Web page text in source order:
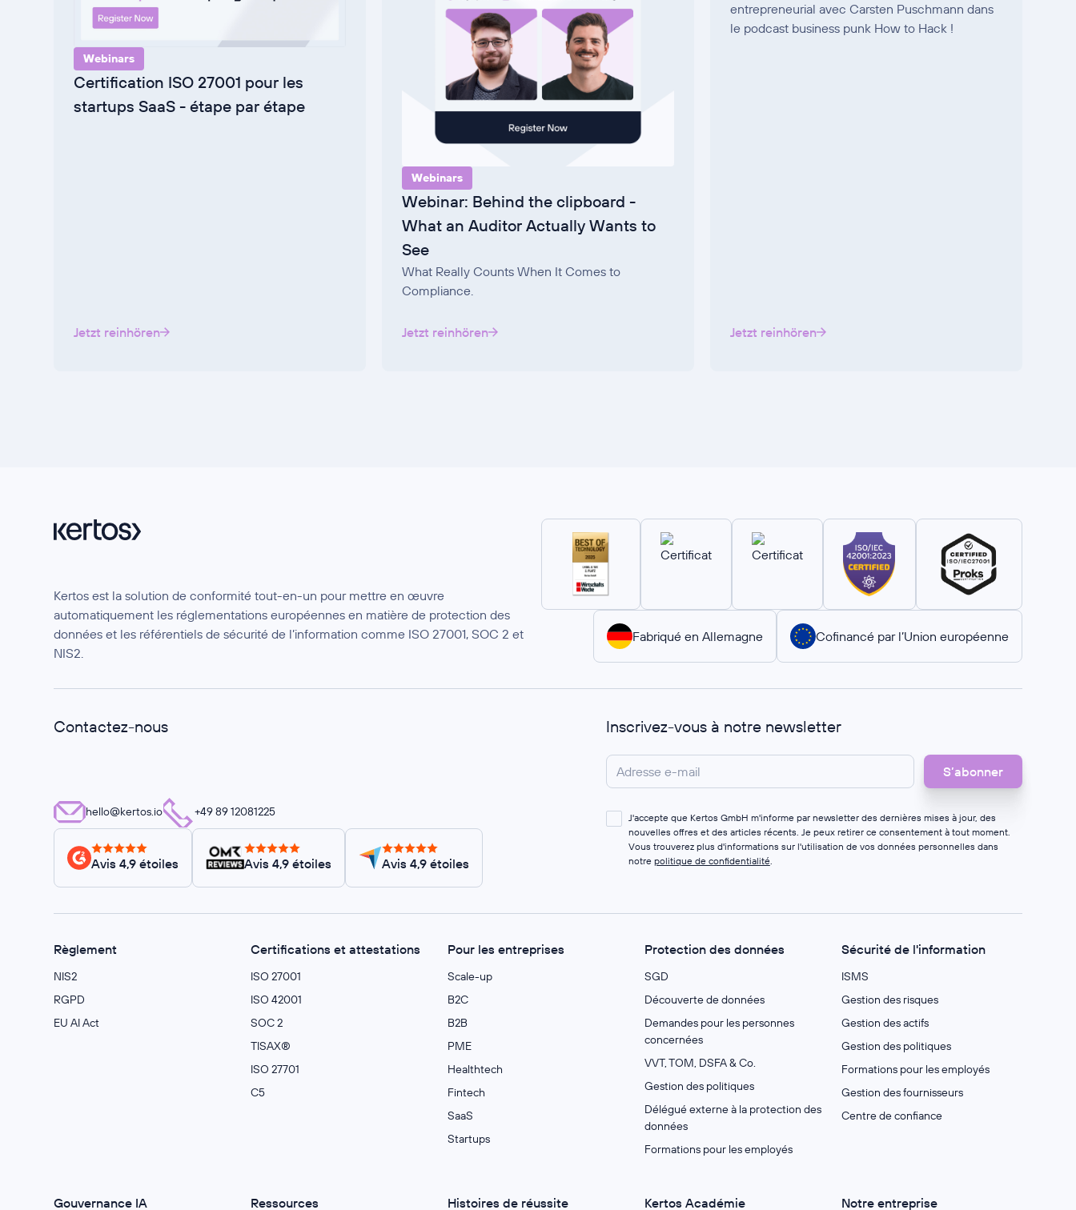
Webinars
Certification ISO 27001 pour les
startups SaaS - étape par étape
Jetzt reinhören
Webinars
Webinar: Behind the clipboard -
What an Auditor Actually Wants to
See
What Really Counts When It Comes to
Compliance.
Jetzt reinhören
entrepreneurial avec Carsten Puschmann dans
le podcast business punk How to Hack !
Jetzt reinhören
Kertos est la solution de conformité tout-en-un pour mettre en œuvre
automatiquement les réglementations européennes en matière de protection des
données et les référentiels de sécurité de l’information comme ISO 27001, SOC 2 et
NIS2.
Fabriqué en Allemagne Cofinancé par l’Union européenne
Contactez-nous
hello@kertos.io +49 89 12081225
Avis 4,9 étoiles Avis 4,9 étoiles Avis 4,9 étoiles
Inscrivez-vous à notre newsletter
J'accepte que Kertos GmbH m'informe par newsletter des dernières mises à jour, des
nouvelles offres et des articles récents. Je peux retirer ce consentement à tout moment.
Vous trouverez plus d'informations sur l'utilisation de vos données personnelles dans
notre politique de confidentialité
Règlement
NIS2
RGPD
EU AI Act
Certifications et attestations
ISO 27001
ISO 42001
SOC 2
TISAX®
ISO 27701
C5
Pour les entreprises
Scale-up
B2C
B2B
PME
Healthtech
Fintech
SaaS
Startups
Protection des données
SGD
Découverte de données
Demandes pour les personnes
concernées
VVT, TOM, DSFA & Co.
Gestion des politiques
Délégué externe à la protection des
données
Formations pour les employés
Sécurité de l'information
ISMS
Gestion des risques
Gestion des actifs
Gestion des politiques
Formations pour les employés
Gestion des fournisseurs
Centre de confiance
Gouvernance IA Ressources Histoires de réussite Kertos Académie Notre entreprise